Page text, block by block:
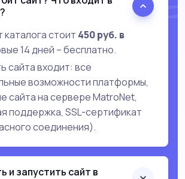
стоит 450 руб. в
14 дней – бесплатно.
сайта входит: все
возможности платформы,
сайта на сервере MatroNet,
поддержка, SSL-сертификат
соединения).
и запустить сайт в